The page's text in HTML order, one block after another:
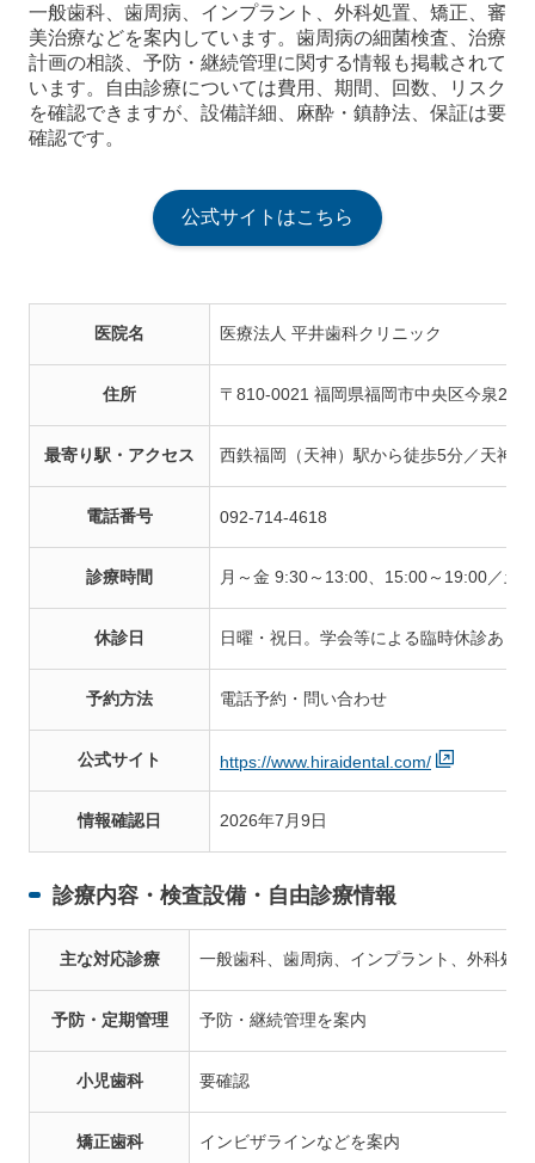
一般歯科、歯周病、インプラント、外科処置、矯正、審
美治療などを案内しています。歯周病の細菌検査、治療
計画の相談、予防・継続管理に関する情報も掲載されて
います。自由診療については費用、期間、回数、リスク
を確認できますが、設備詳細、麻酔・鎮静法、保証は要
確認です。
公式サイトはこちら
医院名 医療法人 平井歯科クリニック
住所 〒810-0021 福岡県福岡市中央区今泉2-5-
最寄り駅・アクセス 西鉄福岡（天神）駅から徒歩5分／天神
電話番号 092-714-4618
診療時間 月～金 9:30～13:00、15:00～19:00／土
休診日 日曜・祝日。学会等による臨時休診あり
予約方法 電話予約・問い合わせ
公式サイト https://www.hiraidental.com/
情報確認日 2026年7月9日
診療内容・検査設備・自由診療情報
主な対応診療 一般歯科、歯周病、インプラント、外科処
予防・定期管理 予防・継続管理を案内
小児歯科 要確認
矯正歯科 インビザラインなどを案内